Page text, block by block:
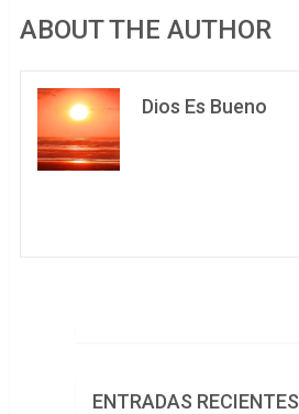
ABOUT THE AUTHOR
Dios Es Bueno
ENTRADAS RECIENTES